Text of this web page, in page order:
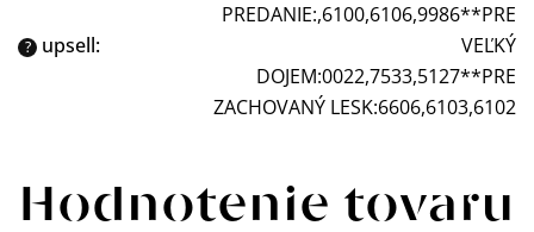
? upsell:
PREDANIE:,6100,6106,9986**PRE
VEĽKÝ
DOJEM:0022,7533,5127**PRE
ZACHOVANÝ LESK:6606,6103,6102
Hodnotenie tovaru